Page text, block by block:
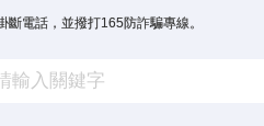
電話，並撥打165防詐騙專線。